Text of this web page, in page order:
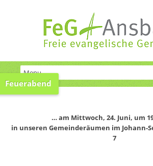
Feuerabend
… am Mittwoch, 24. Juni, um
in unseren Gemeinderäumen im Johann-
7